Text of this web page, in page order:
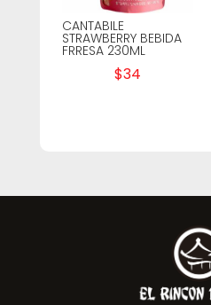
CANTABILE
STRAWBERRY BEBIDA
FRRESA 230ML
$34